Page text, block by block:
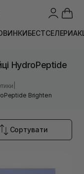
БЕСТСЕЛЕРИ
HydroPeptide
Brighten
Сортувати